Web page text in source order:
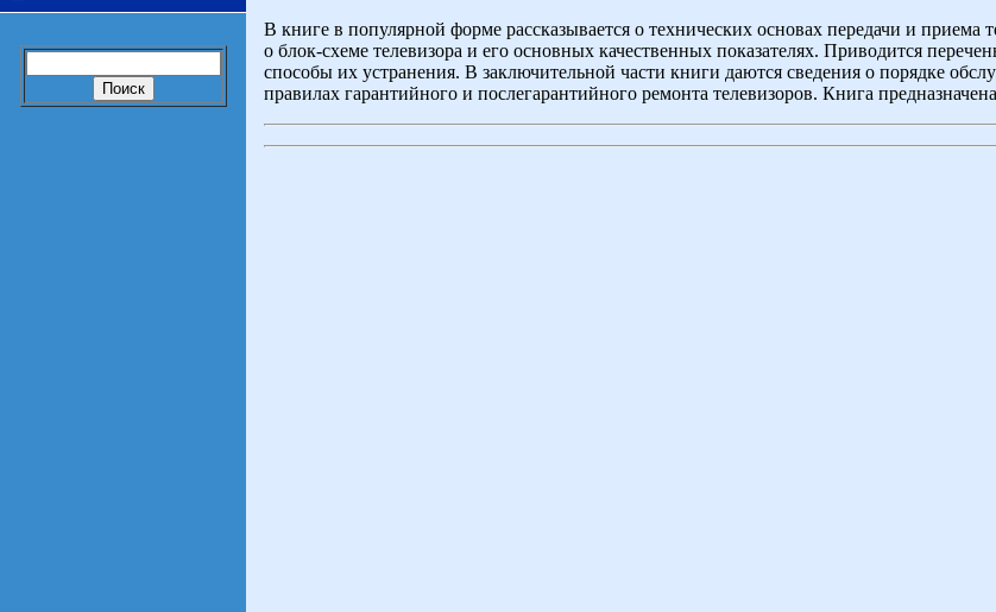
В книге в популярной форме рассказывается о технических основах передачи и приема
о блок-схеме телевизора и его основных качественных показателях. Приводится
способы их устранения. В заключительной части книги даются сведения о порядке
правилах гарантийного и послегарантийного ремонта телевизоров. Книга